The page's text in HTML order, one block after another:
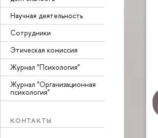
Научная деятельность
Сотрудники
Этическая комиссия
Журнал "Психология"
Журнал "Организационная
психология"
КОНТАКТЫ